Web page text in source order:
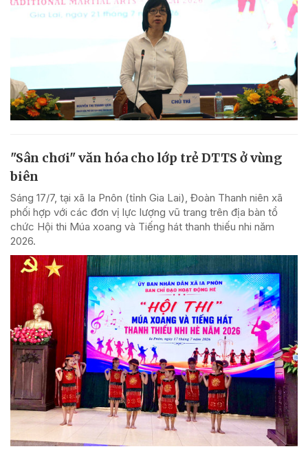
"Sân chơi" văn hóa cho lớp trẻ DTTS ở vùng
biên
Sáng 17/7, tại xã Ia Pnôn (tỉnh Gia Lai), Đoàn Thanh niên xã
phối hợp với các đơn vị lực lượng vũ trang trên địa bàn tổ
chức Hội thi Múa xoang và Tiếng hát thanh thiếu nhi năm
2026.